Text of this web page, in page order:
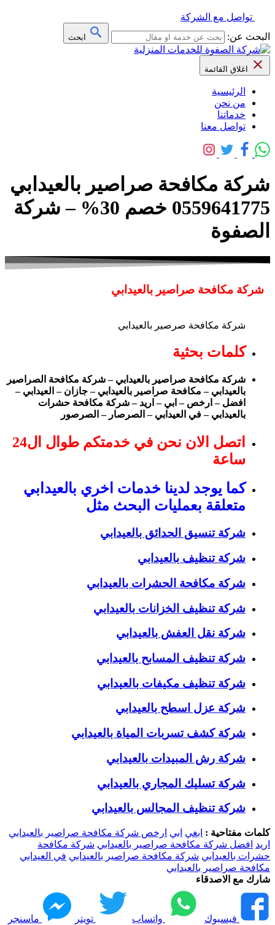
تواصل مع الشركة
البحث عن:
ابحث
اغلاق القائمة
الرئيسية
من نحن
خدماتنا
تواصل معنا
شركة مكافحة صراصير بالعيدابي
0559641775 خصم 30% – شركة
الصفوة
شركة مكافحة صراصير بالعيدابي
شركة مكافحة صرصير بالعيدابي
كلمات بحثية
شركة مكافحة صراصير بالعيدابي – شركة مكافحة الصراصير
بالعيدابي – مكافحة صراصير بالعيدابي – جازان – العيدابي –
افضل – ارخص – ابي – اريد – شركة مكافحة حشرات
بالعيدابي – في العيدابي – الصرصار – الصرصور
اتصل الان نحن في خدمتكم طوال ال24
ساعة
كما يوجد لدينا خدمات اخري بالعيدابي
متعلقة بعمليات البحث مثل
شركة تنسيق الحدائق بالعيدابي
شركة تنظيف بالعيدابي
شركة مكافحة الحشرات بالعيدابي
شركة تنظيف الخزانات بالعيدابي
شركة نقل العفش بالعيدابي
شركة تنظيف المسابح بالعيدابي
شركة تنظيف مكيفات بالعيدابي
شركة عزل اسطح بالعيدابي
شركة كشف تسربات المياة بالعيدابي
شركة رش المبيدات بالعيدابي
شركة تسليك المجاري بالعيدابي
شركة تنظيف المجالس بالعيدابي
كلمات مفتاحية : ابغي ابي ارخص شركة مكافحة صراصير بالعيدابي
اريد افضل شركة مكافحة صراصير بالعيدابي شركة مكافحة
حشرات بالعيدابي شركة مكافحة صراصير بالعيدابي في العيدابي
مكافحة صراصير بالعيدابي
شارك مع الاصدقاء
فيسبوك واتساب تويتر ماسنجر